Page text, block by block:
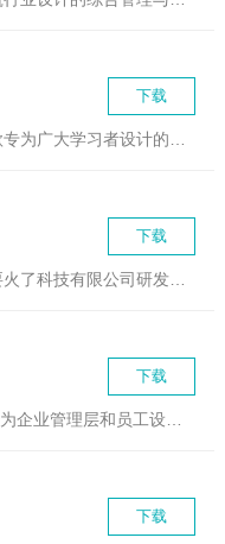
下载
下载
下载
下载